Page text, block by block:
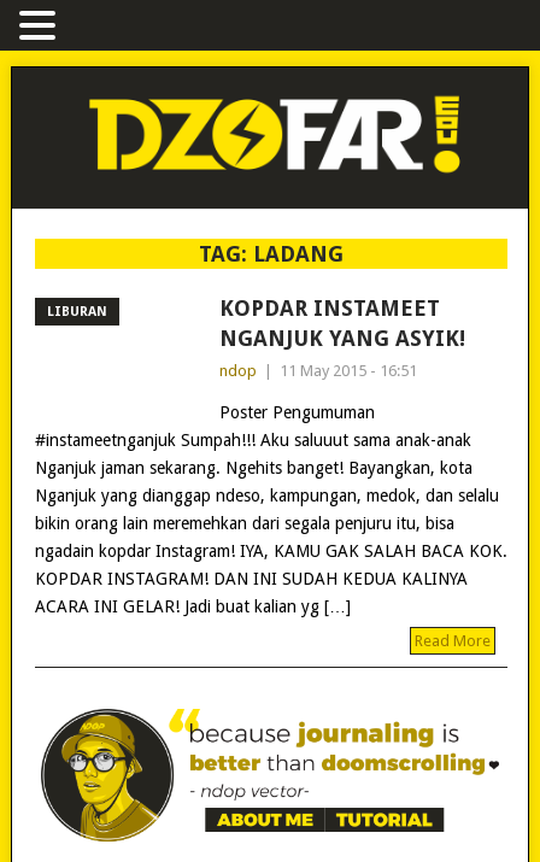
TAG: LADANG
LIBURAN
KOPDAR INSTAMEET
NGANJUK YANG ASYIK!
ndop 11 May 2015 - 16:51
Poster Pengumuman
#instameetnganjuk Sumpah!!! Aku saluuut sama anak-anak
Nganjuk jaman sekarang. Ngehits banget! Bayangkan, kota
Nganjuk yang dianggap ndeso, kampungan, medok, dan selalu
bikin orang lain meremehkan dari segala penjuru itu, bisa
ngadain kopdar Instagram! IYA, KAMU GAK SALAH BACA KOK.
KOPDAR INSTAGRAM! DAN INI SUDAH KEDUA KALINYA
ACARA INI GELAR! Jadi buat kalian yg […]
Read More